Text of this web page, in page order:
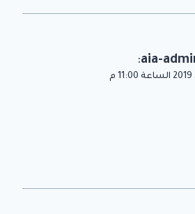
aia-
: